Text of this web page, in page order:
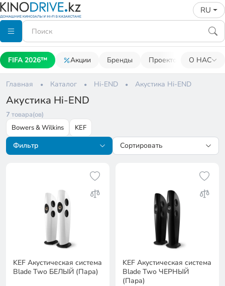
RU
FIFA 2026™ Акции Бренды Проекторы О НАС
Главная Каталог Hi-END Акустика Hi-END
Акустика Hi-END
7 товара(ов)
Bowers & Wilkins
KEF
Фильтр Сортировать
KEF Акустическая система
Blade Two БЕЛЫЙ (Пара)
KEF Акустическая система
Blade Two ЧЕРНЫЙ
(Пара)